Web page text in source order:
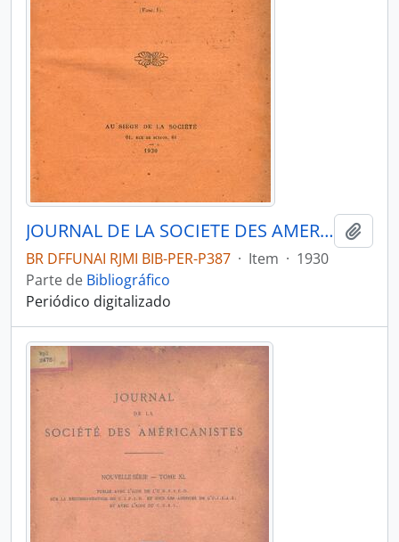
JOURNAL DE LA SOCIETE DES AMERICANISTES DE PARIS - PARIS FR MUSEE DE L HOMME - 1930 - Nº22 - 01
BR DFFUNAI RJMI BIB-PER-P387 · Item · 1930
Parte de Bibliográfico
Periódico digitalizado